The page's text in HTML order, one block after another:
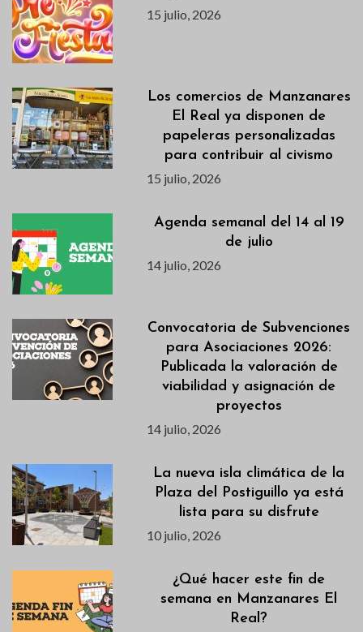
15 julio, 2026
Los comercios de Manzanares
El Real ya disponen de
papeleras personalizadas
para contribuir al civismo
15 julio, 2026
Agenda semanal del 14 al 19
de julio
14 julio, 2026
Convocatoria de Subvenciones
para Asociaciones 2026:
Publicada la valoración de
viabilidad y asignación de
proyectos
14 julio, 2026
La nueva isla climática de la
Plaza del Postiguillo ya está
lista para su disfrute
10 julio, 2026
¿Qué hacer este fin de
semana en Manzanares El
Real?